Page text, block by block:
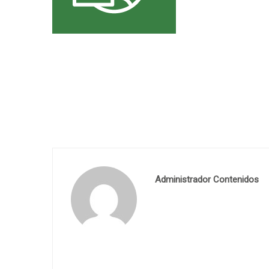
Administrador Contenidos